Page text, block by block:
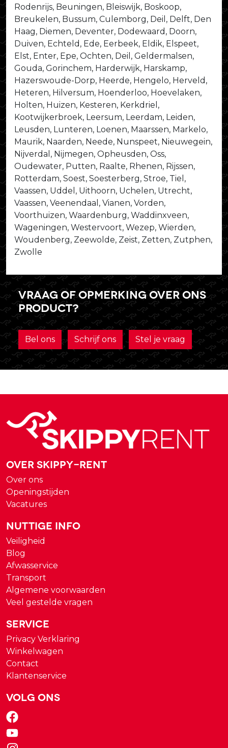
Rodenrijs, Beuningen, Bleiswijk, Boskoop,
Breukelen, Bussum, Culemborg, Deil, Delft, Den
Haag, Diemen, Deventer, Dodewaard, Doorn,
Duiven, Echteld, Ede, Eerbeek, Eldik, Elspeet,
Elst, Enter, Epe, Ochten, Deil, Geldermalsen,
Gouda, Gorinchem, Harderwijk, Harskamp,
Hazerswoude-Dorp, Heerde, Hengelo, Herveld,
Heteren, Hilversum, Hoenderloo, Hoevelaken,
Holten, Huizen, Kesteren, Kerkdriel,
Kootwijkerbroek, Leersum, Leerdam, Leiden,
Leusden, Lunteren, Loenen, Maarssen, Markelo,
Maurik, Naarden, Neede, Nunspeet, Nieuwegein,
Nijverdal, Nijmegen, Opheusden, Oss,
Oudewater, Putten, Raalte, Rhenen, Rijssen,
Rotterdam, Soest, Soesterberg, Stroe, Tiel,
Vaassen, Uddel, Uithoorn, Uchelen, Utrecht,
Vaassen, Veenendaal, Vianen, Vorden,
Voorthuizen, Waardenburg, Waddinxveen,
Wageningen, Westervoort, Wezep, Wierden,
Woudenberg, Zeewolde, Zeist, Zetten, Zutphen,
Zwolle
Vraag of opmerking over ons
product?
Bel ons Schrijf ons Stel je vraag
Over Skippy-rent
Over ons
Openingstijden
Vacatures
Nuttige Info
Veiligheid
Blog
Afwasservice
Transport
Algemene voorwaarden
Veel gestelde vragen
Service
Privacy Verklaring
Winkelwagen
Contact
Klantenservice
Volg ons